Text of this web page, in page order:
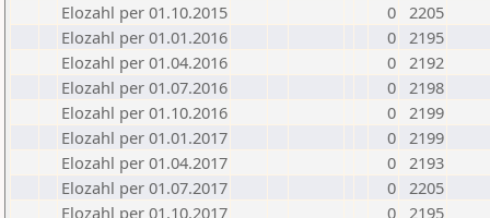
Elozahl per 01.10.2015
0 2205
Elozahl per 01.01.2016
0 2195
Elozahl per 01.04.2016
0 2192
Elozahl per 01.07.2016
0 2198
Elozahl per 01.10.2016
0 2199
Elozahl per 01.01.2017
0 2199
Elozahl per 01.04.2017
0 2193
Elozahl per 01.07.2017
0 2205
Elozahl per 01.10.2017
0 2195